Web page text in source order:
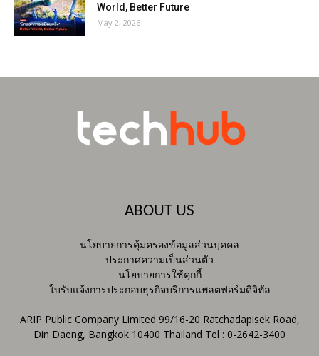
World, Better Future
May 2, 2026
ABOUT US
นโยบายการคุ้มครองข้อมูลส่วนบุคคล
ประกาศความเป็นส่วนตัว
นโยบายการใช้คุกกี้
ใบรับแจ้งการประกอบธุรกิจบริการแพลตฟอร์มดิจิทัล
ARIP Public Company Limited 99/16-20 Ratchadapisek Road,
Din Daeng, Bangkok 10400 Thailand Tel : 0-2642-3400